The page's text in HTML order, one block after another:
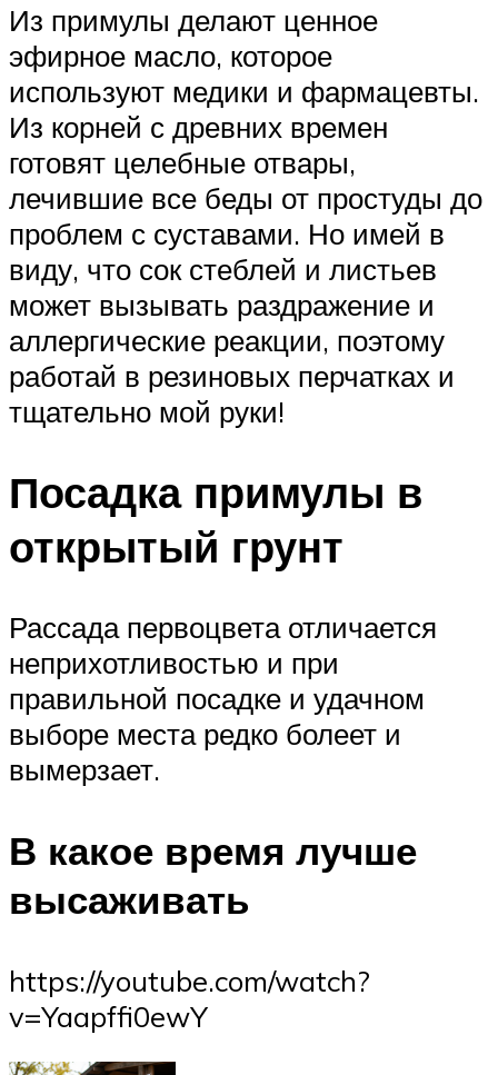
Из примулы делают ценное
эфирное масло, которое
используют медики и фармацевты.
Из корней с древних времен
готовят целебные отвары,
лечившие все беды от простуды до
проблем с суставами. Но имей в
виду, что сок стеблей и листьев
может вызывать раздражение и
аллергические реакции, поэтому
работай в резиновых перчатках и
тщательно мой руки!
Посадка примулы в
открытый грунт
Рассада первоцвета отличается
неприхотливостью и при
правильной посадке и удачном
выборе места редко болеет и
вымерзает.
В какое время лучше
высаживать
https://youtube.com/watch?
v=Yaapffi0ewY